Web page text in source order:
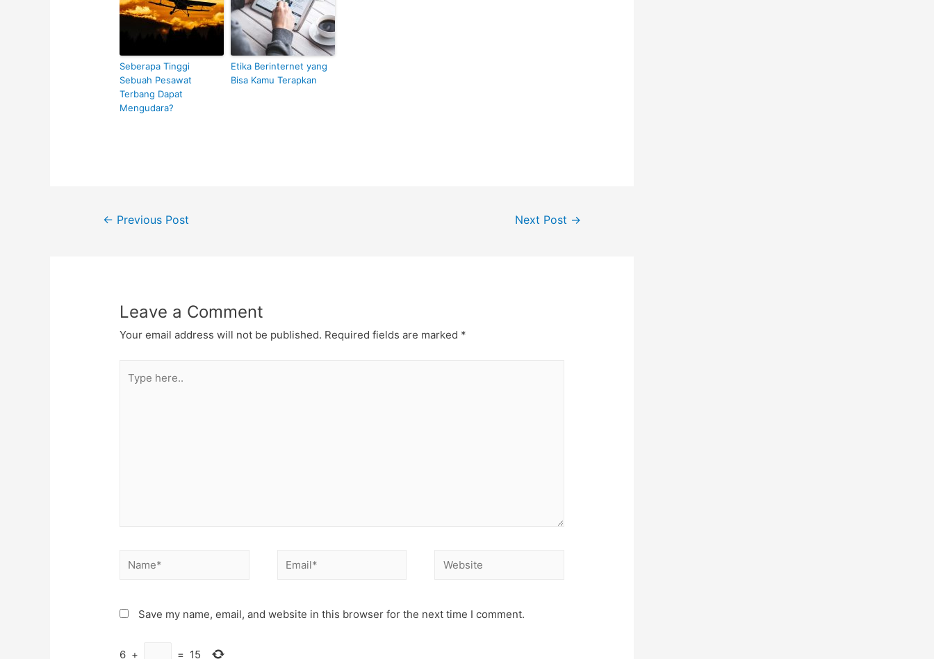
Seberapa Tinggi
Sebuah Pesawat
Terbang Dapat
Mengudara?
Etika Berinternet yang
Bisa Kamu Terapkan
Post
← Previous Post Next Post →
Leave a Comment
Your email address will not be published. Required fields are marked *
here..
Name* Email* Website
Save my name, email, and website in this browser for the next time I comment.
6 + = 15